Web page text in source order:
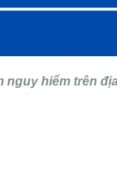
nguy hiểm trên